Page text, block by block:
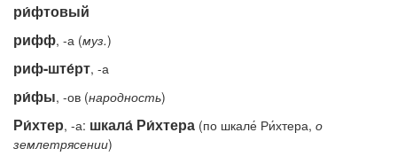
ри́фтовый
рифф, -а (муз.)
риф-ште́рт, -а
ри́фы, -ов (народность)
Ри́хтер, -а: шкала́ Ри́хтера (по шкале́ Ри́хтера, о
землетрясении)